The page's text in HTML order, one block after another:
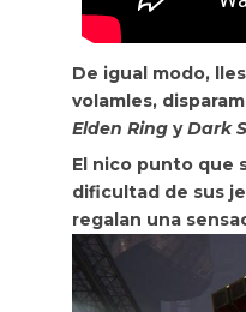
De igual modo,
volamles,
Elden Ring yDark
El nico punto que
dificultad de sus
regalan una